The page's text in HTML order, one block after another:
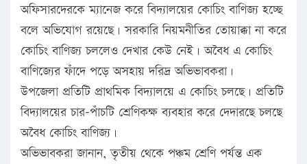
অফিসারদেরকে ম্যানেজ করে বিদ্যালয়ের কোচিং বাণিজ্য হচ্ছে
বলে অভিযোগ রয়েছে। সরকারি নিয়মনীতির তোয়াক্কা না করে
কোচিং বাণিজ্য চললেও দেখার কেউ নেই। অবৈধ এ কোচিং
বাণিজ্যের ফাঁদে পড়ে অসহায় দরিদ্র অভিভাবকরা।
উপজেলা প্রতিটি প্রাথমিক বিদ্যালয়ে এ কোচিং চলছে। প্রতিটি
বিদ্যালয়ের চার-পাঁচটি শ্রেণিকক্ষ ব্যবহার করে দেদারছে চলছে
অবৈধ কোচিং বাণিজ্য।
অভিভাবকরা জানান, তৃতীয় থেকে পঞ্চম শ্রেণি পর্যন্ত এক